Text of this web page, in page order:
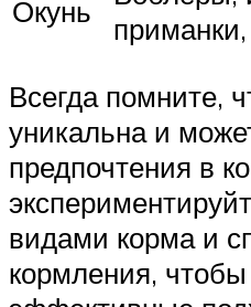
Окунь
Всегда помните,
уникальна и
предпочтения в
видами корма и
кормления,